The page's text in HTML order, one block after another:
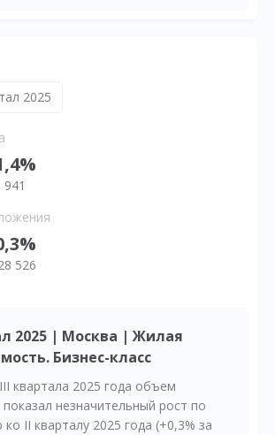
2025
941
526
2025 | Москва | Жилая
Бизнес-класс
квартала 2025 года объем
показал незначительный рост по
II кварталу 2025 года (+0,3% за